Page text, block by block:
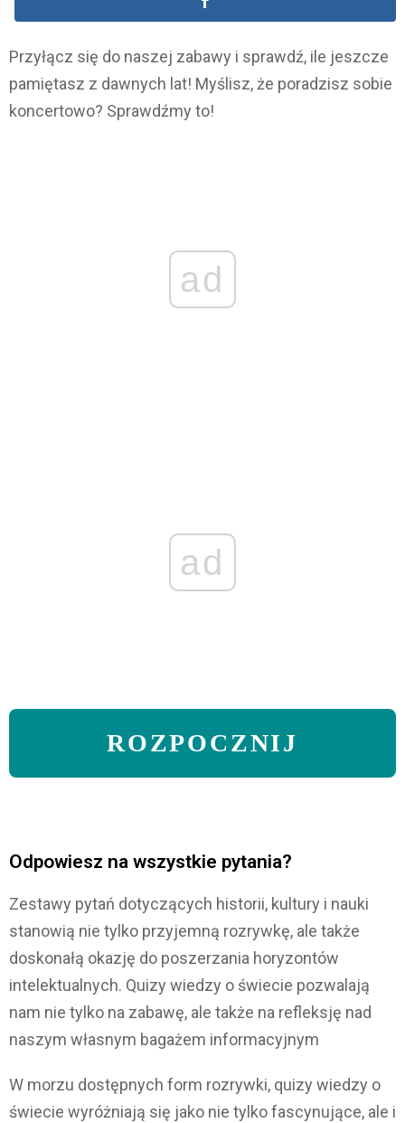
Przyłącz się do naszej zabawy i sprawdź, ile jeszcze
pamiętasz z dawnych lat! Myślisz, że poradzisz sobie
koncertowo? Sprawdźmy to!
ad
ad
ROZPOCZNIJ
Odpowiesz na wszystkie pytania?
Zestawy pytań dotyczących historii, kultury i nauki
stanowią nie tylko przyjemną rozrywkę, ale także
doskonałą okazję do poszerzania horyzontów
intelektualnych. Quizy wiedzy o świecie pozwalają
nam nie tylko na zabawę, ale także na refleksję nad
naszym własnym bagażem informacyjnym
W morzu dostępnych form rozrywki, quizy wiedzy o
świecie wyróżniają się jako nie tylko fascynujące, ale i